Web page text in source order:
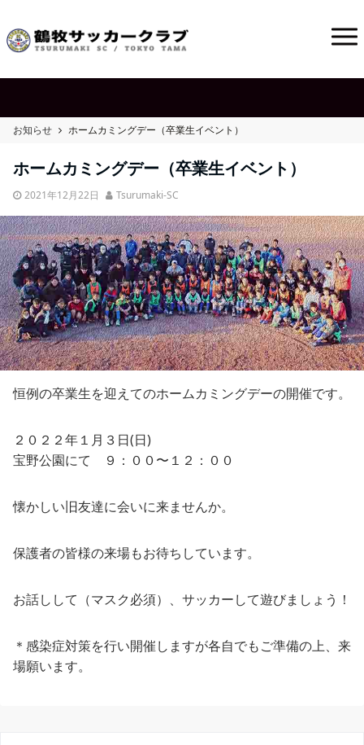
お知らせ ホームカミングデー（卒業生イベント）
ホームカミングデー（卒業生イベント）
2021年12月22日 Tsurumaki-SC
恒例の卒業生を迎えてのホームカミングデーの開催です。
２０２２年１月３日(日)
宝野公園にて ９：００〜１２：００
懐かしい旧友達に会いに来ませんか。
保護者の皆様の来場もお待ちしています。
お話しして（マスク必須）、サッカーして遊びましょう！
＊感染症対策を行い開催しますが各自でもご準備の上、来
場願います。